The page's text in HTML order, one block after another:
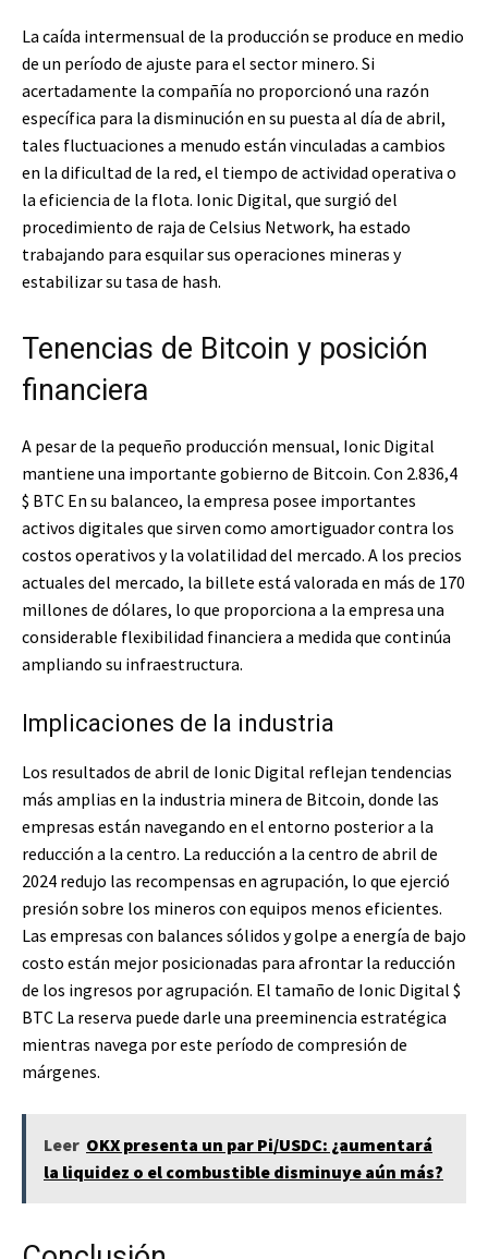
La caída intermensual de la producción se produce en medio
de un período de ajuste para el sector minero. Si
acertadamente la compañía no proporcionó una razón
específica para la disminución en su puesta al día de abril,
tales fluctuaciones a menudo están vinculadas a cambios
en la dificultad de la red, el tiempo de actividad operativa o
la eficiencia de la flota. Ionic Digital, que surgió del
procedimiento de raja de Celsius Network, ha estado
trabajando para esquilar sus operaciones mineras y
estabilizar su tasa de hash.
Tenencias de Bitcoin y posición
financiera
A pesar de la pequeño producción mensual, Ionic Digital
mantiene una importante gobierno de Bitcoin. Con 2.836,4
$ BTC En su balanceo, la empresa posee importantes
activos digitales que sirven como amortiguador contra los
costos operativos y la volatilidad del mercado. A los precios
actuales del mercado, la billete está valorada en más de 170
millones de dólares, lo que proporciona a la empresa una
considerable flexibilidad financiera a medida que continúa
ampliando su infraestructura.
Implicaciones de la industria
Los resultados de abril de Ionic Digital reflejan tendencias
más amplias en la industria minera de Bitcoin, donde las
empresas están navegando en el entorno posterior a la
reducción a la centro. La reducción a la centro de abril de
2024 redujo las recompensas en agrupación, lo que ejerció
presión sobre los mineros con equipos menos eficientes.
Las empresas con balances sólidos y golpe a energía de bajo
costo están mejor posicionadas para afrontar la reducción
de los ingresos por agrupación. El tamaño de Ionic Digital $
BTC La reserva puede darle una preeminencia estratégica
mientras navega por este período de compresión de
márgenes.
Leer OKX presenta un par Pi/USDC: ¿aumentará
la liquidez o el combustible disminuye aún más?